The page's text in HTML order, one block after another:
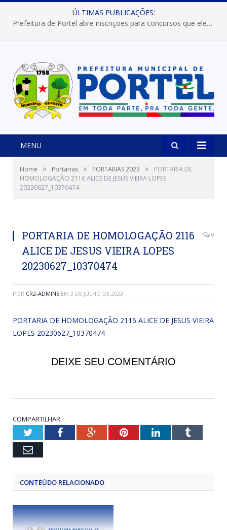
ÚLTIMAS PUBLICAÇÕES:
Prefeitura de Portel abre inscrições para concursos que elegerão os destaques do Verão 2026
MENU
Home » Portarias » PORTARIAS 2023 »
PORTARIA DE
HOMOLOGAÇÃO 2116 ALICE DE JESUS VIEIRA LOPES
20230627_10370474
PORTARIA DE HOMOLOGAÇÃO 2116
ALICE DE JESUS VIEIRA LOPES
20230627_10370474
0
POR CR2-ADMIN5 EM 3 DE JULHO DE 2023
PORTARIA DE HOMOLOGAÇÃO 2116 ALICE DE JESUS VIEIRA
LOPES 20230627_10370474
DEIXE SEU COMENTÁRIO
COMPARTILHAR:
TwitterFacebookGoogle+PinterestLinkedInTumblr
Email
CONTEÚDO RELACIONADO